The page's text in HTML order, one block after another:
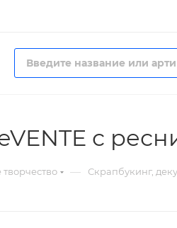
с
творчество — Скрапбукинг,